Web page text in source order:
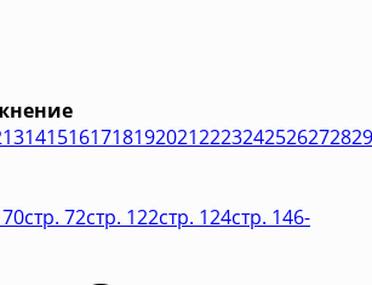
1314151617181920212223242526272829
стр. 72стр. 122стр. 124стр. 146-